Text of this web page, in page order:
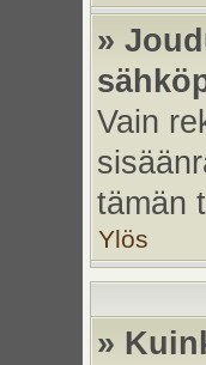
»
Vain
tämän
Ylös
»